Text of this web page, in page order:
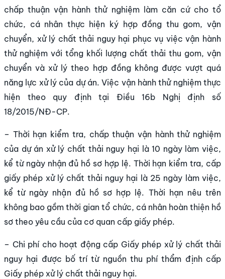
chấp thuận vận hành thử nghiệm làm căn cứ cho tổ
chức, cá nhân thực hiện ký hợp đồng thu gom, vận
chuyển, xử lý chất thải nguy hại phục vụ việc vận hành
thử nghiệm với tổng khối lượng chất thải thu gom, vận
chuyển và xử lý theo hợp đồng không được vượt quá
năng lực xử lý của dự án. Việc vận hành thử nghiệm thực
hiện theo quy định tại Điều 16b Nghị định số
18/2015/NĐ-CP.
– Thời hạn kiểm tra, chấp thuận vận hành thử nghiệm
của dự án xử lý chất thải nguy hại là 10 ngày làm việc,
kể từ ngày nhận đủ hồ sơ hợp lệ. Thời hạn kiểm tra, cấp
giấy phép xử lý chất thải nguy hại là 25 ngày làm việc,
kể từ ngày nhận đủ hồ sơ hợp lệ. Thời hạn nêu trên
không bao gồm thời gian tổ chức, cá nhân hoàn thiện hồ
sơ theo yêu cầu của cơ quan cấp giấy phép.
– Chi phí cho hoạt động cấp Giấy phép xử lý chất thải
nguy hại được bố trí từ nguồn thu phí thẩm định cấp
Giấy phép xử lý chất thải nguy hại.